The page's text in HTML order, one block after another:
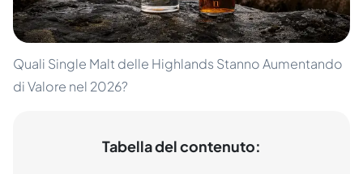
Quali Single Malt delle Highlands Stanno Aumentando
di Valore nel 2026?
Tabella del contenuto: